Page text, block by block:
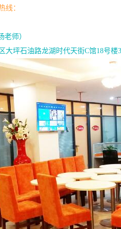
线：
老师）
大坪石油路龙湖时代天街C馆18号楼